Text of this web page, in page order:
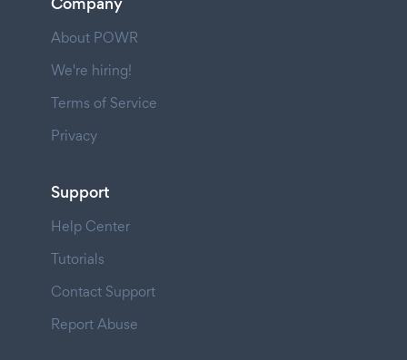
About POWR
We're hiring!
Terms of Service
Privacy
Support
Help Center
Tutorials
Contact Support
Report Abuse